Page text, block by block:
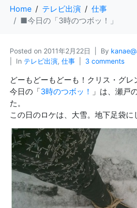
Home テレビ出演
仕事
■今日の「3時のつボッ！」
Posted on 2011年2月22日 By
In テレビ出演, 仕事 3 comments
どーもどーもどーも！クリス・グレ
今日の「3時のつボッ！ 」は、瀬戸
た。
この日のロケは、大雪。地下足袋に